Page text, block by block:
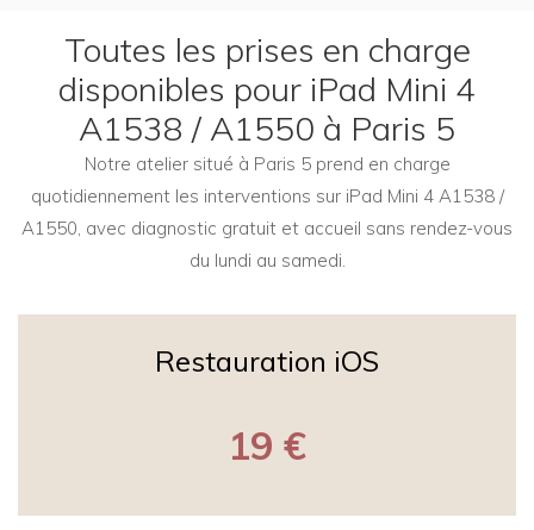
Toutes les prises en charge
disponibles pour iPad Mini 4
A1538 / A1550 à Paris 5
Notre atelier situé à Paris 5 prend en charge
quotidiennement les interventions sur iPad Mini 4 A1538 /
A1550, avec diagnostic gratuit et accueil sans rendez-vous
du lundi au samedi.
Restauration iOS
19 €